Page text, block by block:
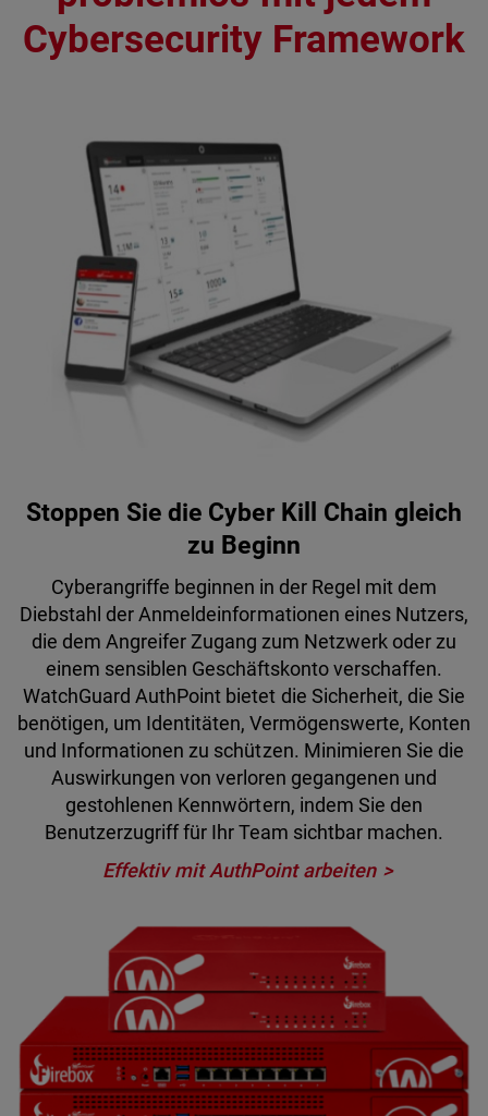
Cybersecurity Framework
Stoppen Sie die Cyber Kill Chain gleich
zu Beginn
Cyberangriffe beginnen in der Regel mit dem
Diebstahl der Anmeldeinformationen eines Nutzers,
die dem Angreifer Zugang zum Netzwerk oder zu
einem sensiblen Geschäftskonto verschaffen.
WatchGuard AuthPoint bietet die Sicherheit, die Sie
benötigen, um Identitäten, Vermögenswerte, Konten
und Informationen zu schützen. Minimieren Sie die
Auswirkungen von verloren gegangenen und
gestohlenen Kennwörtern, indem Sie den
Benutzerzugriff für Ihr Team sichtbar machen.
Effektiv mit AuthPoint arbeiten